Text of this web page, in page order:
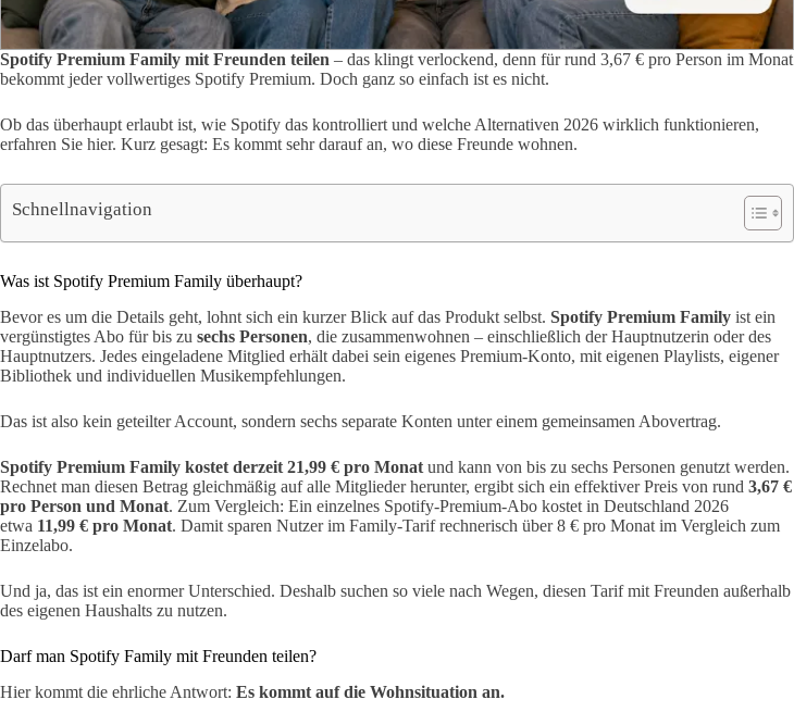
Spotify Premium Family mit Freunden teilen – das klingt verlockend, denn für rund 3,67 € pro Person im Monat
bekommt jeder vollwertiges Spotify Premium. Doch ganz so einfach ist es nicht.
Ob das überhaupt erlaubt ist, wie Spotify das kontrolliert und welche Alternativen 2026 wirklich funktionieren,
erfahren Sie hier. Kurz gesagt: Es kommt sehr darauf an, wo diese Freunde wohnen.
Schnellnavigation
Was ist Spotify Premium Family überhaupt?
Bevor es um die Details geht, lohnt sich ein kurzer Blick auf das Produkt selbst. Spotify Premium Family ist ein
vergünstigtes Abo für bis zu sechs Personen, die zusammenwohnen – einschließlich der Hauptnutzerin oder des
Hauptnutzers. Jedes eingeladene Mitglied erhält dabei sein eigenes Premium-Konto, mit eigenen Playlists, eigener
Bibliothek und individuellen Musikempfehlungen.
Das ist also kein geteilter Account, sondern sechs separate Konten unter einem gemeinsamen Abovertrag.
Spotify Premium Family kostet derzeit 21,99 € pro Monat und kann von bis zu sechs Personen genutzt werden.
Rechnet man diesen Betrag gleichmäßig auf alle Mitglieder herunter, ergibt sich ein effektiver Preis von rund 3,67 €
pro Person und Monat. Zum Vergleich: Ein einzelnes Spotify-Premium-Abo kostet in Deutschland 2026
etwa 11,99 € pro Monat. Damit sparen Nutzer im Family-Tarif rechnerisch über 8 € pro Monat im Vergleich zum
Einzelabo.
Und ja, das ist ein enormer Unterschied. Deshalb suchen so viele nach Wegen, diesen Tarif mit Freunden außerhalb
des eigenen Haushalts zu nutzen.
Darf man Spotify Family mit Freunden teilen?
Hier kommt die ehrliche Antwort: Es kommt auf die Wohnsituation an.